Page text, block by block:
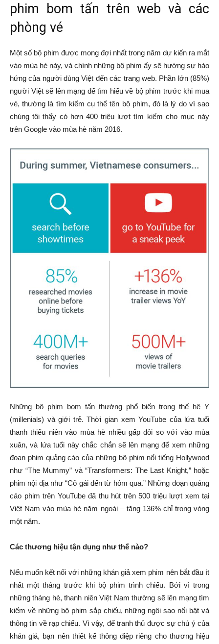
phim bom tấn trên web và các
phòng vé
Một số bộ phim được mong đợi nhất trong năm dự kiến ​​ra mắt
vào mùa hè này, và chính những bộ phim ấy sẽ hướng sự hào
hứng của người dùng Việt đến các trang web. Phần lớn (85%)
người Việt sẽ lên mạng để tìm hiểu về bộ phim trước khi mua
vé, thường là tìm kiếm cụ thể tên bộ phim, đó là lý do vì sao
chúng tôi thấy có hơn 400 triệu lượt tìm kiếm cho mục này
trên Google vào mùa hè năm 2016.
Những bộ phim bom tấn thường phổ biến trong thế hệ Y
(millenials) và giới trẻ. Thời gian xem YouTube của lứa tuổi
thanh thiếu niên vào mùa hè nhiều gấp đôi so với vào mùa
xuân, và lứa tuổi này chắc chắn sẽ lên mạng để xem những
đoạn phim quảng cáo của những bộ phim nổi tiếng Hollywood
như “The Mummy” và “Transformers: The Last Knight,” hoặc
phim nội địa như “Cô gái đến từ hôm qua.” Những đoạn quảng
cáo phim trên YouTube đã thu hút trên 500 triệu lượt xem tại
Việt Nam vào mùa hè năm ngoái – tăng 136% chỉ trong vòng
một năm.
Các thương hiệu tận dụng như thế nào?
Nếu muốn kết nối với những khán giả xem phim nên bắt đầu ít
nhất một tháng trước khi bộ phim trình chiếu. Bởi vì trong
những tháng hè, thanh niên Việt Nam thường sẽ lên mạng tìm
kiếm về những bộ phim sắp chiếu, những ngôi sao nổi bật và
thông tin về rạp chiếu. Vì vậy, để tranh thủ được sự chú ý của
khán giả, bạn nên thiết kế thông điệp riêng cho thương hiệu